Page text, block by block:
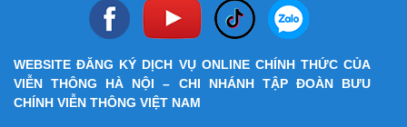
WEBSITE ĐĂNG KÝ DỊCH VỤ ONLINE CHÍNH THỨC CỦA
VIỄN THÔNG HÀ NỘI – CHI NHÁNH TẬP ĐOÀN BƯU
CHÍNH VIỄN THÔNG VIỆT NAM